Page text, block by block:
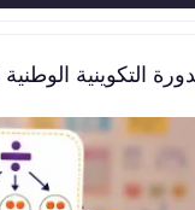
التكوينية